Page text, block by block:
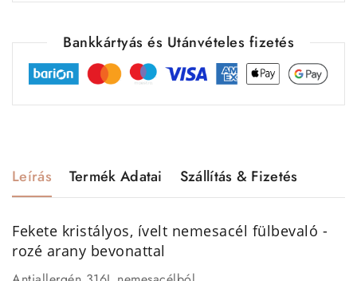
Bankkártyás és Utánvételes fizetés
Leírás Termék Adatai Szállítás & Fizetés
Fekete kristályos, ívelt nemesacél fülbevaló -
rozé arany bevonattal